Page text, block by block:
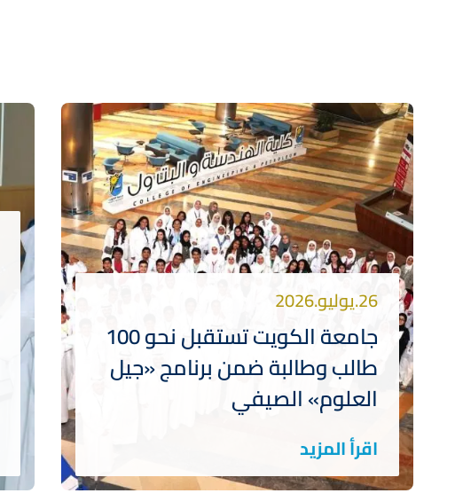
26.يوليو.2026
جامعة الكويت تستقبل نحو 100
طالب وطالبة ضمن برنامج «جيل
العلوم» الصيفي
اقرأ المزيد